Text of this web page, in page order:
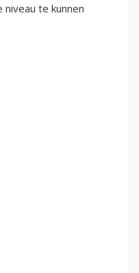
te kunnen